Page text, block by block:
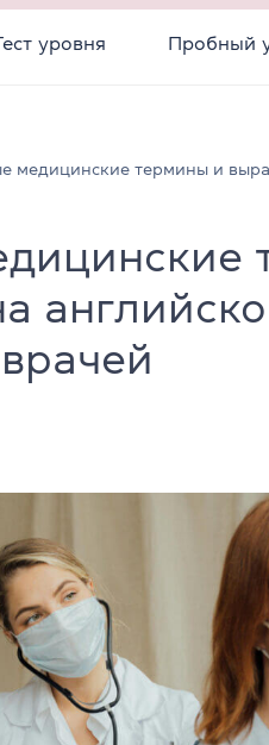
уровня Пробный
медицинские термины и